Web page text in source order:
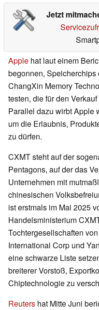
Jetzt
Apple hat laut einem
begonnen,
ChangXin Memory
testen, die für den
Parallel dazu wirbt Apple
um die Erlaubnis,
zu dürfen.
CXMT steht auf der
Pentagons, auf der das
Unternehmen mit
chinesischen
ist erstmals im Mai 2025
Handelsministerium
Tochtergesellschaften
International Corp und
eine schwarze Liste
breiterer Vorstoß,
Chiptechnologie zu
Reuters hat Mitte Juni